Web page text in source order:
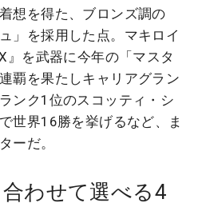
想を得た、ブロンズ調の
」を採用した点。マキロイ
』を武器に今年の「マスタ
覇を果たしキャリアグラン
ンク1位のスコッティ・シ
世界16勝を挙げるなど、ま
ーだ。
わせて選べる4